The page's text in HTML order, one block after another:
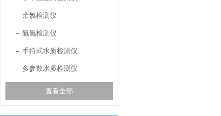
余氯检测仪
氨氮检测仪
手持式水质检测仪
多参数水质检测仪
查看全部